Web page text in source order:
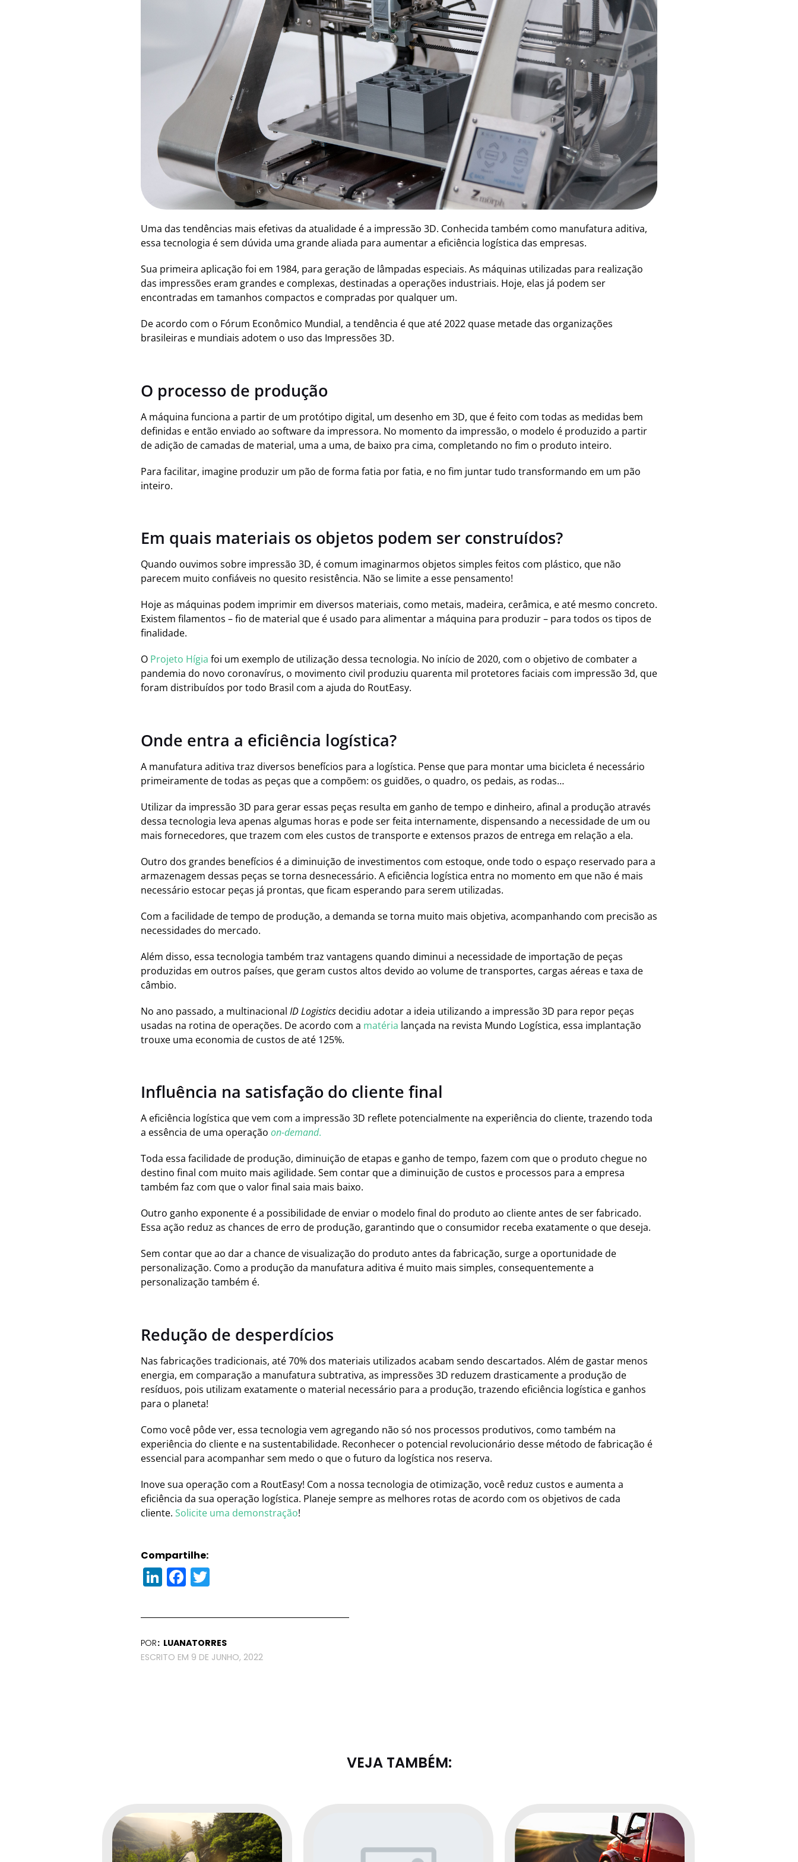
Uma das tendências mais efetivas da atualidade é a impressão 3D. Conhecida também como manufatura aditiva,
essa tecnologia é sem dúvida uma grande aliada para aumentar a eficiência logística das empresas.
Sua primeira aplicação foi em 1984, para geração de lâmpadas especiais. As máquinas utilizadas para realização
das impressões eram grandes e complexas, destinadas a operações industriais. Hoje, elas já podem ser
encontradas em tamanhos compactos e compradas por qualquer um.
De acordo com o Fórum Econômico Mundial, a tendência é que até 2022 quase metade das organizações
brasileiras e mundiais adotem o uso das Impressões 3D.
O processo de produção
A máquina funciona a partir de um protótipo digital, um desenho em 3D, que é feito com todas as medidas bem
definidas e então enviado ao software da impressora. No momento da impressão, o modelo é produzido a partir
de adição de camadas de material, uma a uma, de baixo pra cima, completando no fim o produto inteiro.
Para facilitar, imagine produzir um pão de forma fatia por fatia, e no fim juntar tudo transformando em um pão
inteiro.
Em quais materiais os objetos podem ser construídos?
Quando ouvimos sobre impressão 3D, é comum imaginarmos objetos simples feitos com plástico, que não
parecem muito confiáveis no quesito resistência. Não se limite a esse pensamento!
Hoje as máquinas podem imprimir em diversos materiais, como metais, madeira, cerâmica, e até mesmo concreto.
Existem filamentos – fio de material que é usado para alimentar a máquina para produzir – para todos os tipos de
finalidade.
O Projeto Hígia foi um exemplo de utilização dessa tecnologia. No início de 2020, com o objetivo de combater a
pandemia do novo coronavírus, o movimento civil produziu quarenta mil protetores faciais com impressão 3d, que
foram distribuídos por todo Brasil com a ajuda do RoutEasy.
Onde entra a eficiência logística?
A manufatura aditiva traz diversos benefícios para a logística. Pense que para montar uma bicicleta é necessário
primeiramente de todas as peças que a compõem: os guidões, o quadro, os pedais, as rodas…
Utilizar da impressão 3D para gerar essas peças resulta em ganho de tempo e dinheiro, afinal a produção através
dessa tecnologia leva apenas algumas horas e pode ser feita internamente, dispensando a necessidade de um ou
mais fornecedores, que trazem com eles custos de transporte e extensos prazos de entrega em relação a ela.
Outro dos grandes benefícios é a diminuição de investimentos com estoque, onde todo o espaço reservado para a
armazenagem dessas peças se torna desnecessário. A eficiência logística entra no momento em que não é mais
necessário estocar peças já prontas, que ficam esperando para serem utilizadas.
Com a facilidade de tempo de produção, a demanda se torna muito mais objetiva, acompanhando com precisão as
necessidades do mercado.
Além disso, essa tecnologia também traz vantagens quando diminui a necessidade de importação de peças
produzidas em outros países, que geram custos altos devido ao volume de transportes, cargas aéreas e taxa de
câmbio.
No ano passado, a multinacional ID Logisticsdecidiu adotar a ideia utilizando a impressão 3D para repor peças
usadas na rotina de operações. De acordo com a matéria lançada na revista Mundo Logística, essa implantação
trouxe uma economia de custos de até 125%.
Influência na satisfação do cliente final
A eficiência logística que vem com a impressão 3D reflete potencialmente na experiência do cliente, trazendo toda
a essência de uma operação on-demand.
Toda essa facilidade de produção, diminuição de etapas e ganho de tempo, fazem com que o produto chegue no
destino final com muito mais agilidade. Sem contar que a diminuição de custos e processos para a empresa
também faz com que o valor final saia mais baixo.
Outro ganho exponente é a possibilidade de enviar o modelo final do produto ao cliente antes de ser fabricado.
Essa ação reduz as chances de erro de produção, garantindo que o consumidor receba exatamente o que deseja.
Sem contar que ao dar a chance de visualização do produto antes da fabricação, surge a oportunidade de
personalização. Como a produção da manufatura aditiva é muito mais simples, consequentemente a
personalização também é.
Redução de desperdícios
Nas fabricações tradicionais, até 70% dos materiais utilizados acabam sendo descartados. Além de gastar menos
energia, em comparação a manufatura subtrativa, as impressões 3D reduzem drasticamente a produção de
resíduos, pois utilizam exatamente o material necessário para a produção, trazendo eficiência logística e ganhos
para o planeta!
Como você pôde ver, essa tecnologia vem agregando não só nos processos produtivos, como também na
experiência do cliente e na sustentabilidade. Reconhecer o potencial revolucionário desse método de fabricação é
essencial para acompanhar sem medo o que o futuro da logística nos reserva.
Inove sua operação com a RoutEasy! Com a nossa tecnologia de otimização, você reduz custos e aumenta a
eficiência da sua operação logística. Planeje sempre as melhores rotas de acordo com os objetivos de cada
cliente. Solicite uma demonstração!
LinkedIn
Facebook
Compartilhe:
POR LUANATORRES
9 DE JUNHO, 2022
VEJA TAMBÉM: